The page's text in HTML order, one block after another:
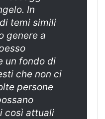
In
temi simili
genere a
un fondo di
che non ci
persone
così attuali